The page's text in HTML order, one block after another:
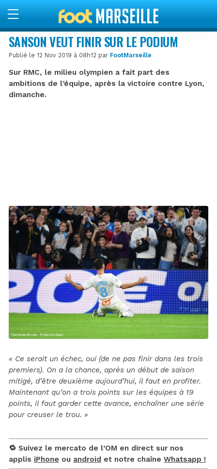
SANSON VEUT FINIR SUR LE PODIUM
Publié le 12 Nov 2019 à 08h12 par FootMarseille
Sur RMC, le milieu olympien a fait part des
ambitions de l’équipe, après la victoire contre Lyon,
dimanche.
« Ce serait un échec, oui (de ne pas finir dans les trois
premiers). On a la chance, après un début de saison
mitigé, d’être deuxième aujourd’hui, il faut en profiter.
Maintenant qu’on a trois points sur les équipes à 19
points, il faut garder cette avance, enchaîner une série
pour creuser le trou. »
🔁 Suivez le mercato de l’OM en direct sur nos
applis iPhone ou android et notre chaîne Whatsapp !